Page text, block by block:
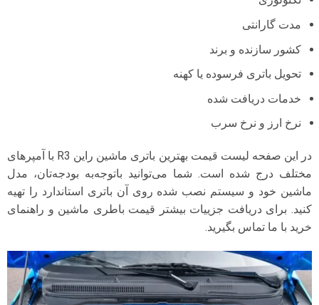
مدت گارانتی
کشور سازنده و برند
تحویل باتری فرسوده یا کهنه
خدمات دریافت شده
نرخ ارز و نرخ سرب
در این صفحه لیست قیمت بهترین باتری ماشین راین R3 با آمپرهای
مختلف درج شده است. شما می‌توانید با‌توجه‌به بودجه‌تان، مدل
ماشین خود و سیستم نصب شده روی آن باتری استاندارد را تهیه
کنید. برای دریافت جزییات بیشتر قیمت باطری ماشین و راهنمای
خرید با ما تماس بگیرید.